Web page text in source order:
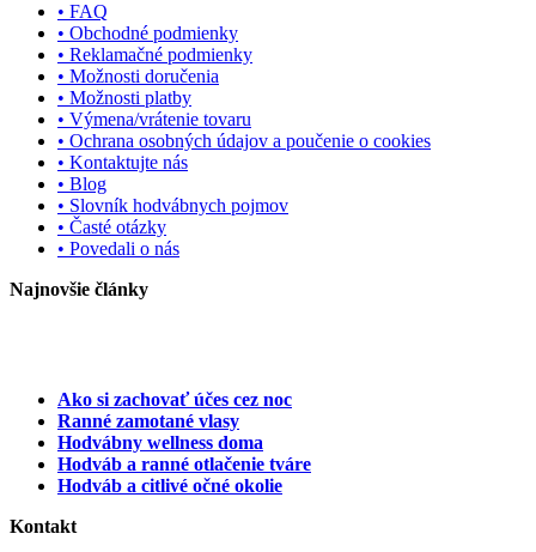
• FAQ
• Obchodné podmienky
• Reklamačné podmienky
• Možnosti doručenia
• Možnosti platby
• Výmena/vrátenie tovaru
• Ochrana osobných údajov a poučenie o cookies
• Kontaktujte nás
• Blog
• Slovník hodvábnych pojmov
• Časté otázky
• Povedali o nás
Najnovšie články
Ako si zachovať účes cez noc
Ranné zamotané vlasy
Hodvábny wellness doma
Hodváb a ranné otlačenie tváre
Hodváb a citlivé očné okolie
Kontakt